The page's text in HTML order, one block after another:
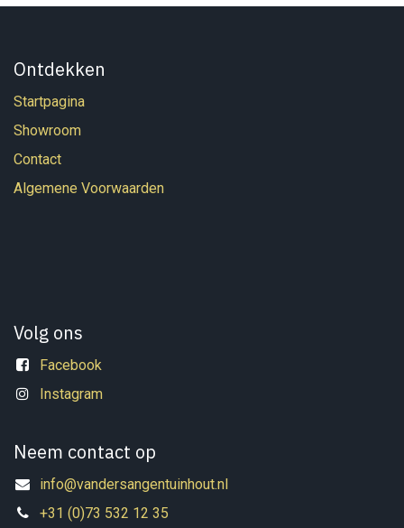
Ontdekken
Startpagina
Showroom
Contact
Algemene Voorwaarden
Volg ons
Facebook
Instagram
Neem contact op
info@vandersangentuinhout.nl
+31 (0)73 532 12 35